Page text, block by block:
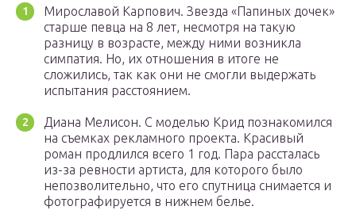
Мирославой Карпович. Звезда «Папиных дочек»
старше певца на 8 лет, несмотря на такую
разницу в возрасте, между ними возникла
симпатия. Но, их отношения в итоге не
сложились, так как они не смогли выдержать
испытания расстоянием.
Диана Мелисон. С моделью Крид познакомился
на съемках рекламного проекта. Красивый
роман продлился всего 1 год. Пара рассталась
из-за ревности артиста, для которого было
непозволительно, что его спутница снимается и
фотографируется в нижнем белье.